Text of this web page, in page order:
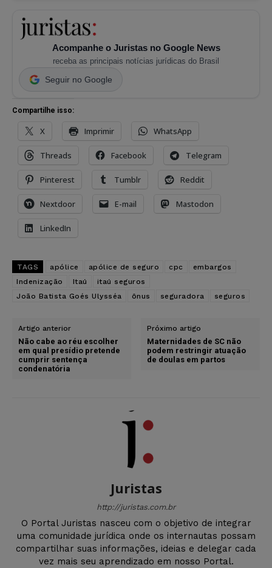
Acompanhe o Juristas no Google News
receba as principais notícias jurídicas do Brasil
Seguir no Google
Compartilhe isso:
X Imprimir WhatsApp
Threads Facebook Telegram
Pinterest Tumblr Reddit
Nextdoor E-mail Mastodon
LinkedIn
TAGS apólice apólice de seguro cpc
embargos
Indenização
Itaú
itaú seguros
João Batista Goés Ulysséa
ônus seguradora seguros
Artigo anterior
Não cabe ao réu escolher
em qual presídio pretende
cumprir sentença
condenatória
Próximo artigo
Maternidades de SC não
podem restringir atuação
de doulas em partos
Juristas
http://juristas.com.br
O Portal Juristas nasceu com o objetivo de integrar
uma comunidade jurídica onde os internautas possam
compartilhar suas informações, ideias e delegar cada
vez mais seu aprendizado em nosso Portal.